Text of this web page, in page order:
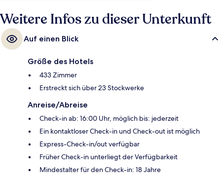
Minuten (U-Bahn-Station El Maresme - Fòrum) bzw. 10 Minuten (U-
Bahn-Station Selva de Mar).
Weitere Infos zu dieser Unterkunft
Auf einen Blick
Größe des Hotels
433 Zimmer
Erstreckt sich über 23 Stockwerke
Anreise/Abreise
Check-in ab: 16:00 Uhr, möglich bis: jederzeit
Ein kontaktloser Check-in und Check-out ist möglich
Express-Check-in/out verfügbar
Früher Check-in unterliegt der Verfügbarkeit
Mindestalter für den Check-in: 18 Jahre